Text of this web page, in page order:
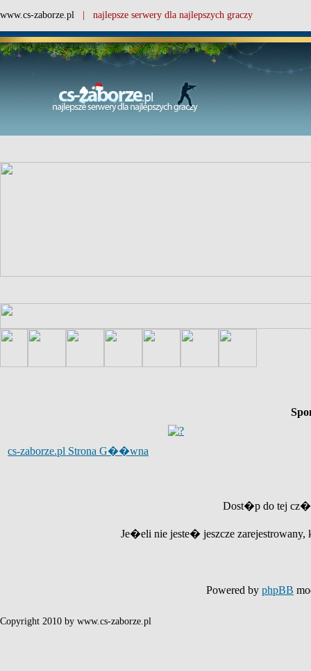
www.cs-zaborze.pl | najlepsze serwery dla najlepszych graczy
cs-zaborze.pl Strona G��wna
Dost�p do tej
Je�eli nie jeste� jeszcze
Powered by phpBB
Copyright 2010 by www.cs-zaborze.pl